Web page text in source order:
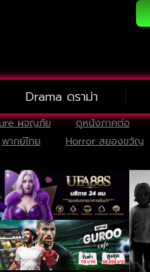
Drama ดราม่า
ผจญภัย ดูหนังภาคต่อ
พากย์ไทย
Horror สยองขวัญ